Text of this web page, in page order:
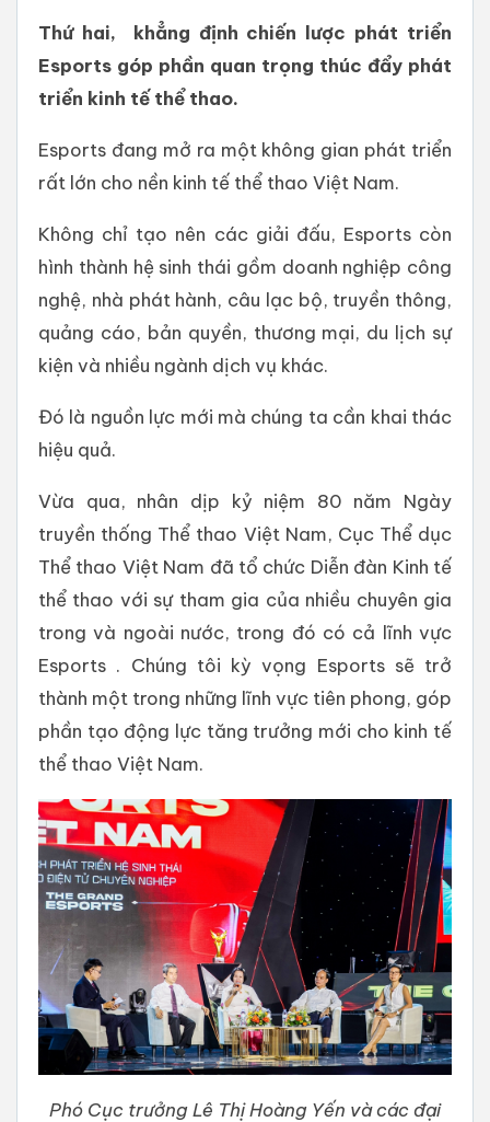
Thứ hai, khẳng định chiến lược phát triển
Esports góp phần quan trọng thúc đẩy phát
triển kinh tế thể thao.
Esports đang mở ra một không gian phát triển
rất lớn cho nền kinh tế thể thao Việt Nam.
Không chỉ tạo nên các giải đấu, Esports còn
hình thành hệ sinh thái gồm doanh nghiệp công
nghệ, nhà phát hành, câu lạc bộ, truyền thông,
quảng cáo, bản quyền, thương mại, du lịch sự
kiện và nhiều ngành dịch vụ khác.
Đó là nguồn lực mới mà chúng ta cần khai thác
hiệu quả.
Vừa qua, nhân dịp kỷ niệm 80 năm Ngày
truyền thống Thể thao Việt Nam, Cục Thể dục
Thể thao Việt Nam đã tổ chức Diễn đàn Kinh tế
thể thao với sự tham gia của nhiều chuyên gia
trong và ngoài nước, trong đó có cả lĩnh vực
Esports . Chúng tôi kỳ vọng Esports sẽ trở
thành một trong những lĩnh vực tiên phong, góp
phần tạo động lực tăng trưởng mới cho kinh tế
thể thao Việt Nam.
Phó Cục trưởng Lê Thị Hoàng Yến và các đại